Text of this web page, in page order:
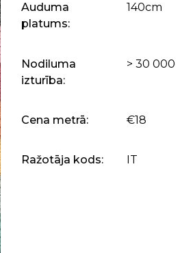
Auduma
platums:
140cm
Nodiluma
izturība:
> 30 000
Cena metrā: €18
Ražotāja kods: IT